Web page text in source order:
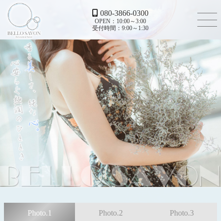
080-3866-0300
OPEN：10:00～3:00
受付時間：9:00～1:30
Photo.1 Photo.2 Photo.3